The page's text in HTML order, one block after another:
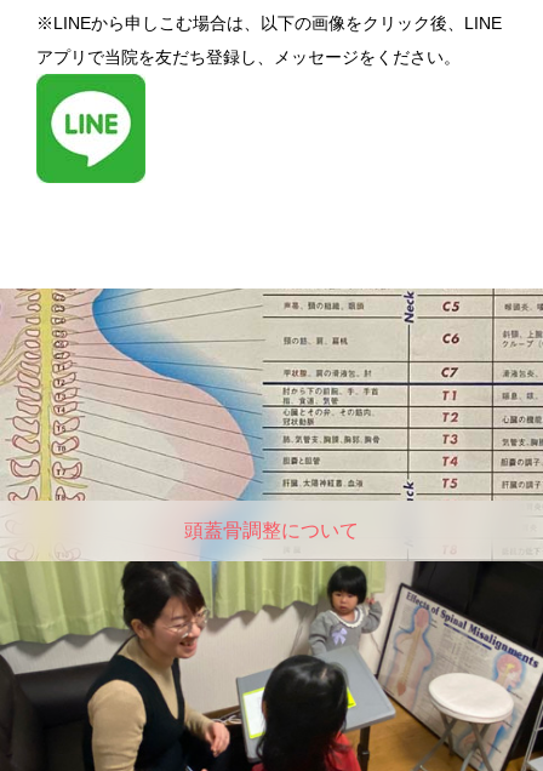
※LINEから申しこむ場合は、以下の画像をクリック後、LINE
アプリで当院を友だち登録し、メッセージをください。
頭蓋骨調整について